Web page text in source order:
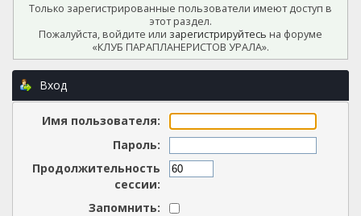
Только зарегистрированные пользователи имеют доступ в
этот раздел.
Пожалуйста, войдите или зарегистрируйтесь на форуме
«КЛУБ ПАРАПЛАНЕРИСТОВ УРАЛА».
Вход
Имя пользователя:
Пароль:
Продолжительность
сессии:
Запомнить: